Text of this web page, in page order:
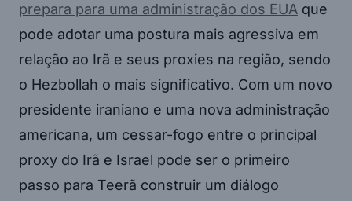
prepara para uma administração dos EUA que
pode adotar uma postura mais agressiva em
relação ao Irã e seus proxies na região, sendo
o Hezbollah o mais significativo. Com um novo
presidente iraniano e uma nova administração
americana, um cessar-fogo entre o principal
proxy do Irã e Israel pode ser o primeiro
passo para Teerã construir um diálogo